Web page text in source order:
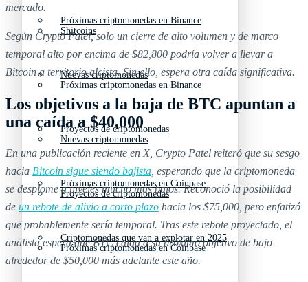
Próximas criptomonedas en Binance
Nuevas criptomonedas
Proyectos de criptomonedas
Próximas criptomonedas en Coinbase
Criptomonedas que van a explotar en 2025
Shitcoins
Próximas criptomonedas en Binance
Nuevas criptomonedas
Proyectos de criptomonedas
Próximas criptomonedas en Coinbase
mercado.
Según Crypto Patel, solo un cierre de alto volumen y de marco
temporal alto por encima de $82,800 podría volver a llevar a
Bitcoin a territorio alcista. Sin ello, espera otra caída significativa.
Los objetivos a la baja de BTC apuntan a
una caída a $40,000
En una publicación reciente en X, Crypto Patel reiteró que su sesgo
hacia Bitcoin sigue siendo bajista , esperando que la criptomoneda
se desplome a niveles mucho más bajos. Reconoció la posibilidad
de un rebote de alivio a corto plazo hacia los $75,000, pero enfatizó
que probablemente sería temporal. Tras este rebote proyectado, el
analista espera que BTC caiga a su próximo objetivo de bajo
alrededor de $50,000 más adelante este año.